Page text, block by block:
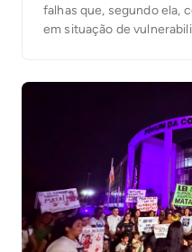
falhas que, segundo ela,
em situação de